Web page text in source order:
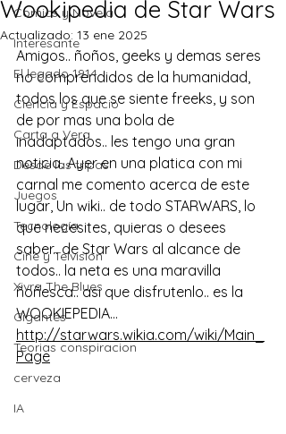
Comics y Novela
Interesante
El legado 1914
Ciencia y Espacio
Carta a Vera
Desde las tripas
Juegos
Tecnología
Cine y Telvisión
Xivra The Blues
Gigantes
Teorias conspiracion
cerveza
IA
Wookipedia de Star Wars
Actualizado: 13 ene 2025
Amigos.. ñoños, geeks y demas seres
no comprendidos de la humanidad,
todos los que se siente freeks, y son
de por mas una bola de
inadaptados.. les tengo una gran
noticia. Ayer en una platica con mi
carnal me comento acerca de este
lugar, Un wiki.. de todo STARWARS, lo
que necesites, quieras o desees
saber.. de Star Wars al alcance de
todos.. la neta es una maravilla
ñoñesca.. asi que disfrutenlo.. es la
WOOKIEPEDIA…
http://starwars.wikia.com/wiki/Main_
Page